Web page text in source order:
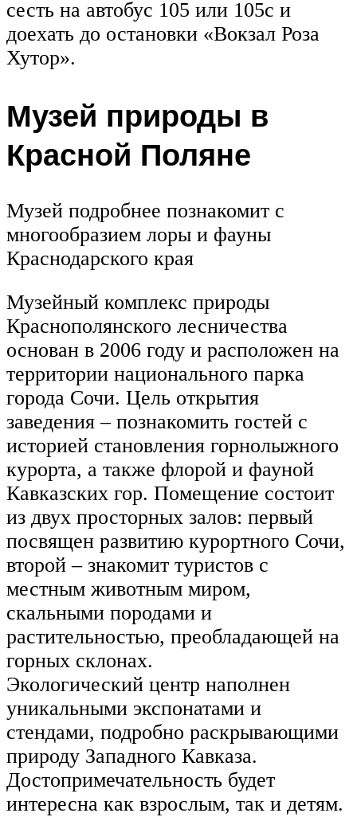
сесть на автобус 105 или 105с и
доехать до остановки «Вокзал Роза
Хутор».
Музей природы в
Красной Поляне
Музей подробнее познакомит с
многообразием лоры и фауны
Краснодарского края
Музейный комплекс природы
Краснополянского лесничества
основан в 2006 году и расположен на
территории национального парка
города Сочи. Цель открытия
заведения – познакомить гостей с
историей становления горнолыжного
курорта, а также флорой и фауной
Кавказских гор. Помещение состоит
из двух просторных залов: первый
посвящен развитию курортного Сочи,
второй – знакомит туристов с
местным животным миром,
скальными породами и
растительностью, преобладающей на
горных склонах.
Экологический центр наполнен
уникальными экспонатами и
стендами, подробно раскрывающими
природу Западного Кавказа.
Достопримечательность будет
интересна как взрослым, так и детям.